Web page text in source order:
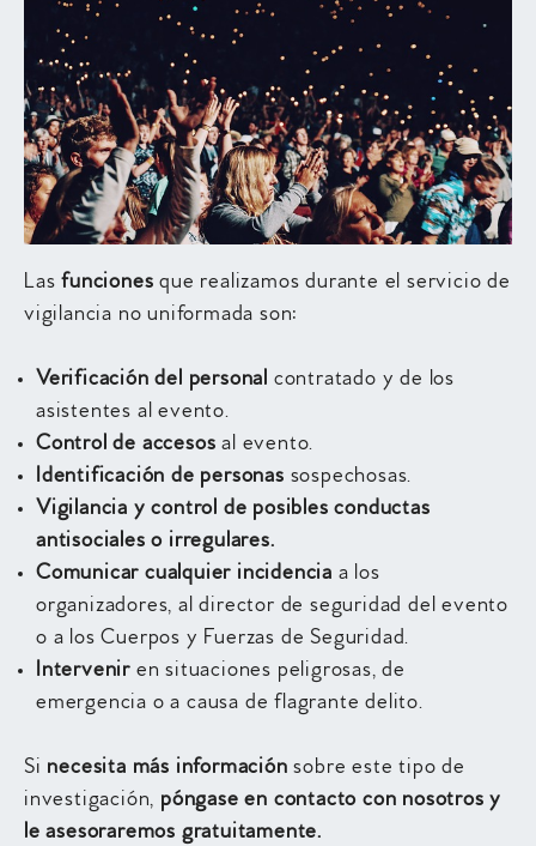
Lasfunciones que realizamos durante el servicio de
vigilancia no uniformada son:
Verificación del personal contratado y de los
asistentes al evento.
Control de accesos al evento.
Identificación de personas sospechosas.
Vigilancia y control de posibles conductas
antisociales o irregulares.
Comunicar cualquier incidencia a los
organizadores, al director de seguridad del evento
o a los Cuerpos y Fuerzas de Seguridad.
Intervenir en situaciones peligrosas, de
emergencia o a causa de flagrante delito.
Si necesita más información sobre este tipo de
investigación, póngase en contacto con nosotros y
le asesoraremos gratuitamente.